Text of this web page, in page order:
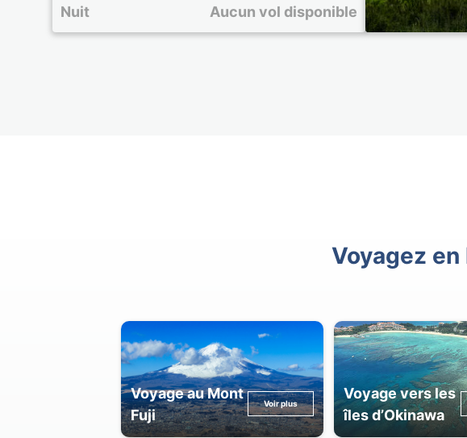
Nuit Aucun vol disponible
Voyagez
Voyage au Mont
Fuji
Voir plus
Voyage vers les
îles d’Okinawa